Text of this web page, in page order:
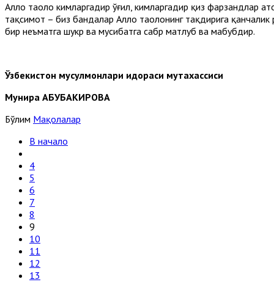
Аллоҳ таоло кимларгадир ўғил, кимларгадир қиз фарзандлар
тақсимот – биз бандалар Аллоҳ таолонинг тақдирига
бир неъматга шукр ва мусибатга сабр матлуб ва маҳбубдир.
Ўзбекистон мусулмонлари идораси мутахассиси
Мунира АБУБАКИРОВА
Бўлим Мақолалар
В начало
4
5
6
7
8
9
10
11
12
13